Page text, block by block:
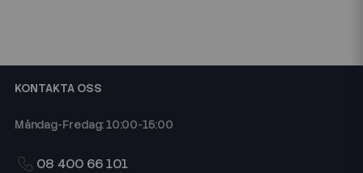
KONTAKTA OSS
Måndag-Fredag: 10:00-15:00
08 400 66 101